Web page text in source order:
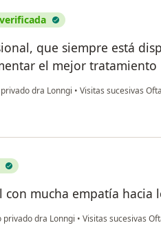
que siempre está
el mejor tratamiento
dra Lonngi • Visitas sucesivas
con mucha empatía hacia
privado dra Lonngi • Visitas sucesivas